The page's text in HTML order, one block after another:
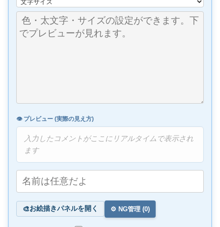
👁️ プレビュー (実際の見え方)
入力したコメントがここにリアルタイムで表示され
ます
🎨お絵描きパネルを開く ⚙️ NG管理 (0)